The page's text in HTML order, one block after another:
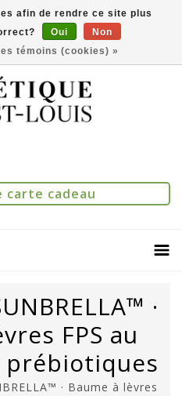
Comparer(0)
carte cadeau
·
FPS au
prébiotiques
· Baume à lèvres
afin de rendre ce site plus
Oui
Non
témoins (cookies) »